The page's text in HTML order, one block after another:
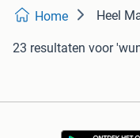
Home Heel
23 resultaten voor